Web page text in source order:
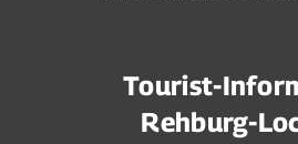
Tourist-
Rehburg-